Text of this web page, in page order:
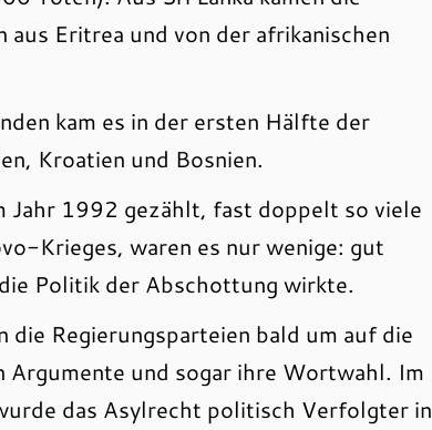
Eritrea und von der afrikanischen
kam es in der ersten Hälfte der
Kroatien und Bosnien.
1992 gezählt, fast doppelt so viele
Krieges, waren es nur wenige: gut
Politik der Abschottung wirkte.
die Regierungsparteien bald um auf die
und sogar ihre Wortwahl. Im
das Asylrecht politisch Verfolgter in